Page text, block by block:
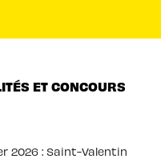
ET CONCOURS
2026 : Saint-Valentin